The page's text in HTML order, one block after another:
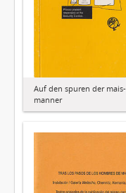
Auf den spuren der mais-
manner